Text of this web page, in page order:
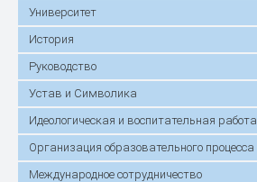
Университет
История
Руководство
Устав и Символика
Идеологическая и воспитательная работа
Организация образовательного процесса
Международное сотрудничество